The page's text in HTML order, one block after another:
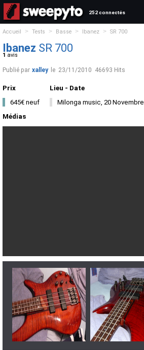
252 connectés
Accueil > Tests > Basse > Ibanez > SR 700
Ibanez SR 700
1 avis
Publié par xalley le 23/11/2010 46693 Hits
Prix
645€ neuf
Lieu - Date
Milonga music, 20 Novembre
Médias